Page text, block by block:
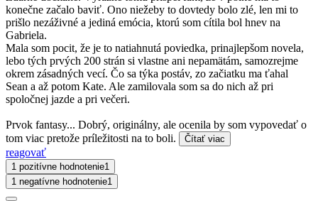
konečne začalo baviť. Ono niežeby to dovtedy bolo zlé, len mi to
prišlo nezáživné a jediná emócia, ktorú som cítila bol hnev na
Gabriela.
Mala som pocit, že je to natiahnutá poviedka, prinajlepšom novela,
lebo tých prvých 200 strán si vlastne ani nepamätám, samozrejme
okrem zásadných vecí. Čo sa týka postáv, zo začiatku ma ťahal
Sean a až potom Kate. Ale zamilovala som sa do nich až pri
spoločnej jazde a pri večeri.
Prvok fantasy... Dobrý, originálny, ale ocenila by som vypovedať o
tom viac pretože príležitosti na to boli.
Čítať viac
reagovať
1 pozitívne hodnotenie1
1 negatívne hodnotenie1